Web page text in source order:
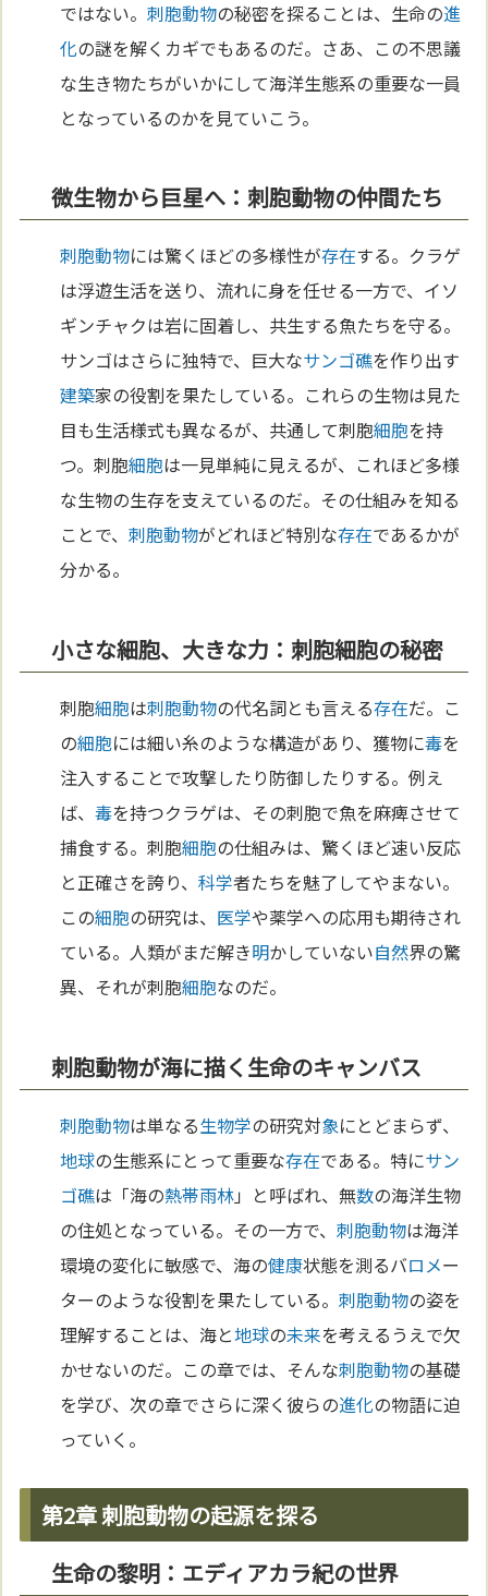
ではない。刺胞動物の秘密を探ることは、生命の進
化の謎を解くカギでもあるのだ。さあ、この不思議
な生き物たちがいかにして海洋生態系の重要な一員
となっているのかを見ていこう。
微生物から巨星へ：刺胞動物の仲間たち
刺胞動物には驚くほどの多様性が存在する。クラゲ
は浮遊生活を送り、流れに身を任せる一方で、イソ
ギンチャクは岩に固着し、共生する魚たちを守る。
サンゴはさらに独特で、巨大なサンゴ礁を作り出す
建築家の役割を果たしている。これらの生物は見た
目も生活様式も異なるが、共通して刺胞細胞を持
つ。刺胞細胞は一見単純に見えるが、これほど多様
な生物の生存を支えているのだ。その仕組みを知る
ことで、刺胞動物がどれほど特別な存在であるかが
分かる。
小さな細胞、大きな力：刺胞細胞の秘密
刺胞細胞は刺胞動物の代名詞とも言える存在だ。こ
の細胞には細い糸のような構造があり、獲物に毒を
注入することで攻撃したり防御したりする。例え
ば、毒を持つクラゲは、その刺胞で魚を麻痺させて
捕食する。刺胞細胞の仕組みは、驚くほど速い反応
と正確さを誇り、科学者たちを魅了してやまない。
この細胞の研究は、 医学や薬学への応用も期待され
ている。人類がまだ解き明かしていない自然界の驚
異、それが刺胞細胞なのだ。
刺胞動物が海に描く生命のキャンバス
刺胞動物は単なる生物学の研究対象にとどまらず、
地球の生態系にとって重要な存在である。特にサン
ゴ礁は「海の熱帯雨林」と呼ばれ、無数の海洋生物
の住処となっている。その一方で、刺胞動物は海洋
環境の変化に敏感で、海の健康状態を測るバロメー
ターのような役割を果たしている。刺胞動物の姿を
理解することは、海と地球の未来を考えるうえで欠
かせないのだ。この章では、そんな刺胞動物の基礎
を学び、次の章でさらに深く彼らの進化の物語に迫
っていく。
第2章 刺胞動物の起源を探る
生命の黎明：エディアカラ紀の世界